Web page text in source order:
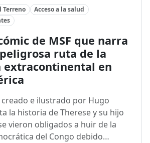
Terreno
Acceso a la salud
de MSF que narra
ruta de la
extracontinental en
creado e ilustrado por Hugo
la historia de Therese y su hijo
vieron obligados a huir de la
del Congo debido…